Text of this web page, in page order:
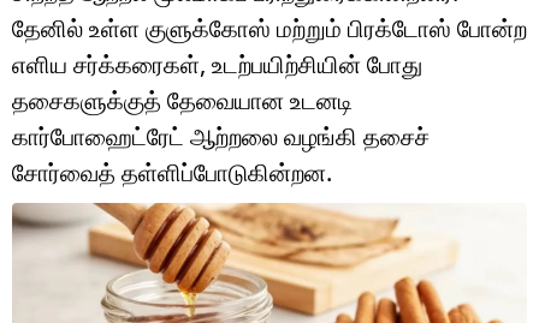
வணிகம்
டெக்னாலஜி
ஆன்மீகம்
வைரல்
ஹெஃல்த்
ஷார்ட் வீடியோஸ்
தேனில் உள்ள குளுக்கோஸ் மற்றும் பிரக்டோஸ் போன்ற
எளிய சர்க்கரைகள், உடற்பயிற்சியின் போது
தசைகளுக்குத் தேவையான உடனடி
கார்போஹைட்ரேட் ஆற்றலை வழங்கி தசைச்
சோர்வைத் தள்ளிப்போடுகின்றன.